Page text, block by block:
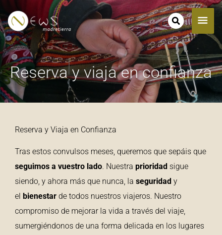
al
contenido
Reserva y viaja en confianza
Reserva y Viaja en Confianza
Tras estos convulsos meses, queremos que sepáis que
seguimos a vuestro lado. Nuestra prioridad sigue
siendo, y ahora más que nunca, la seguridad y
el bienestar de todos nuestros viajeros. Nuestro
compromiso de mejorar la vida a través del viaje,
sumergiéndonos de una forma delicada en los lugares